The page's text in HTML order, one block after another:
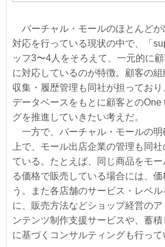
バーチャル・モールのほとんどが
対応を行っている現状の中で、「
ッフ3〜4人をそろえて、一元的に
に対応しているのが特徴。顧客の
収集・履歴管理も同社が担ってお
データベースをもとに顧客とのOne
グを推進していきたい考えだ。
一方で、バーチャル・モールの明
上で、モール出店企業の管理も同
ている。たとえば、同じ商品をモ
る価格で販売している場合には、
う。また各店舗のサービス・レベ
に、販売方法などショップ経営の
ンテンツ制作支援サービスや、蓄
に基づくコンサルティングも行って